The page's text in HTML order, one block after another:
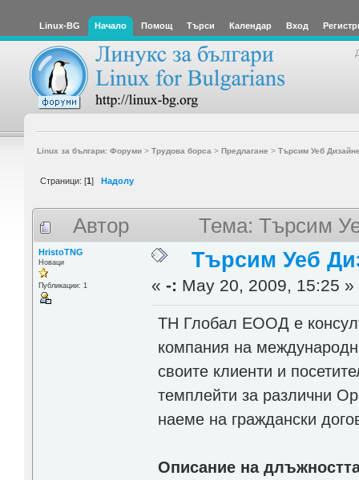
Linux-BG Начало Помощ Търси Календар Вход
Linux за българи: Форуми> Трудова борса > Предлагане > Търсим Уеб
Страници: [1] Надолу
Автор Тема: Търсим
HristoTNG
Новаци
Публикации: 1
Търсим Уеб
«-: May 20, 2009, 15:25 »
ТН Глобал ЕООД е
компания на
своите клиенти и
темплейти за различни
наеме на граждански
Описание на